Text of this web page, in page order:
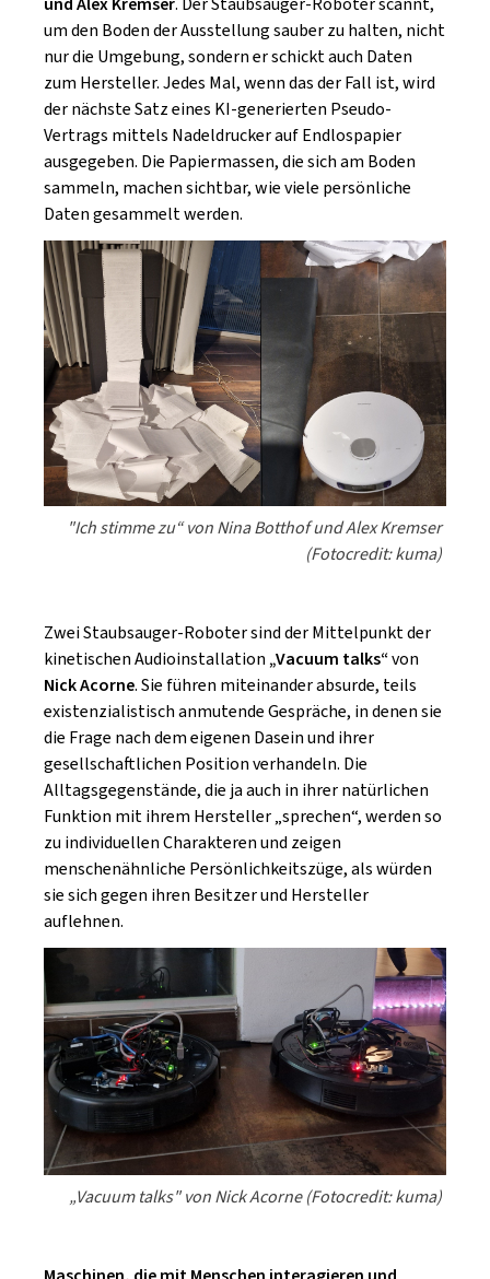
um den Boden der Ausstellung sauber zu halten, nicht
nur die Umgebung, sondern er schickt auch Daten
zum Hersteller. Jedes Mal, wenn das der Fall ist, wird
der nächste Satz eines KI-generierten Pseudo-
Vertrags mittels Nadeldrucker auf Endlospapier
ausgegeben. Die Papiermassen, die sich am Boden
sammeln, machen sichtbar, wie viele persönliche
"Ich stimme zu“ von Nina Botthof und Alex Kremser
(Fotocredit: kuma)
Zwei Staubsauger-Roboter sind der Mittelpunkt der
kinetischen Audioinstallation„Vacuum talks“von
Nick Acorne. Sie führen miteinander absurde, teils
existenzialistisch anmutende Gespräche, in denen sie
die Frage nach dem eigenen Dasein und ihrer
gesellschaftlichen Position verhandeln. Die
Alltagsgegenstände, die ja auch in ihrer natürlichen
Funktion mit ihrem Hersteller „sprechen“, werden so
zu individuellen Charakteren und zeigen
menschenähnliche Persönlichkeitszüge, als würden
sie sich gegen ihren Besitzer und Hersteller
auflehnen.
„Vacuum talks" von Nick Acorne (Fotocredit: kuma)